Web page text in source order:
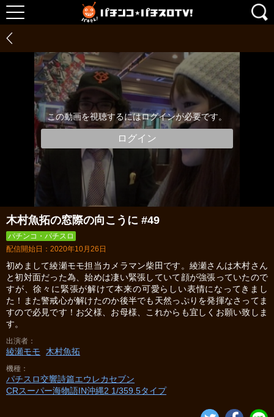
この動画を視聴するにはログインが必要です。
ログイン
木村魚拓の窓際の向こうに #49
パチンコ・パチスロ
配信開始日：2020年10月26日
初めまして綾瀬モモ担当カメラマン柴田です。綾瀬さんは木村さん
と初対面だった為、始めは凄い緊張していて顔が強張っていたので
すが、徐々に緊張が解けて本来の可愛らしい表情になってきまし
た！また警戒心が解けたのか後半でも天然っぷりを発揮なさってま
すので必見です！お父様、お母様、これからも宜しくお願い致しま
す。
出演者
綾瀬モモ 木村魚拓
機種
パチスロ交響詩篇エウレカセブン
CRスーパー海物語IN沖縄2 1/359.5タイプ